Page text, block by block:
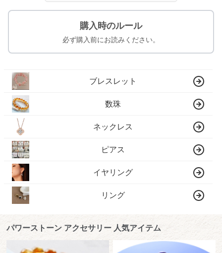
購入時のルール
必ず購入前にお読みください。
ブレスレット
数珠
ネックレス
ピアス
イヤリング
リング
パワーストーン アクセサリー 人気アイテム